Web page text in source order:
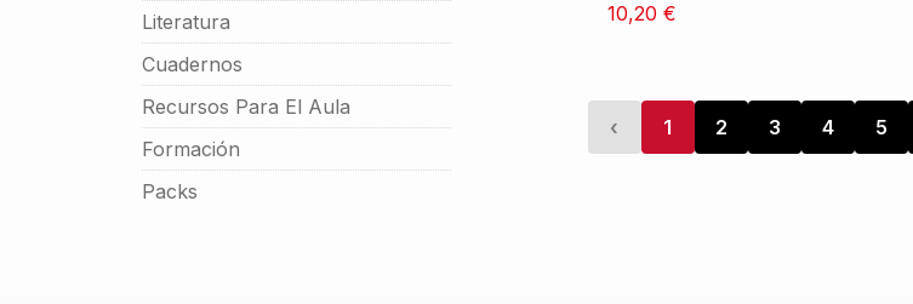
10,20 €
‹ 1 2 3 4 5
Literatura
Cuadernos
Recursos Para El Aula
Formación
Packs